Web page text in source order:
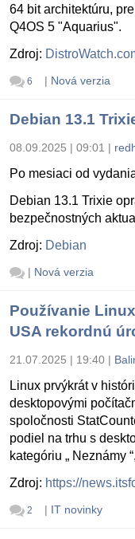
64 bit architektúru,
Q4OS 5 "Aquarius".
Zdroj:
6 | Nová verzia
Debian 13.1
08.09.2025 | 09:01 |
Po mesiaci od
Debian 13.1 Trixie
bezpečnostných
Zdroj: Debian
| Nová verzia
Používanie
USA rekordnú
21.07.2025 | 19:40 |
Linux prvýkrát v
desktopovými
spoločnosti
podiel na trhu s
kategóriu „ Neznámy
Zdroj: https://
2 | IT novinky